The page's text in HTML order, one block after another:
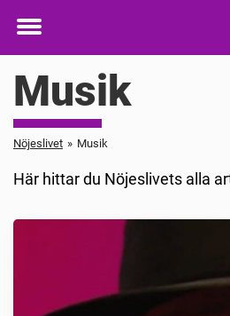
Toggle
Musik
Nöjeslivet » Musik
Här hittar du Nöjeslivets alla